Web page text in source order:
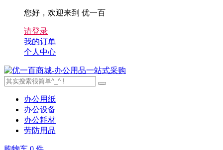
您好，欢迎来到 优一百
请登录
我的订单
个人中心
办公用纸
办公设备
办公耗材
劳防用品